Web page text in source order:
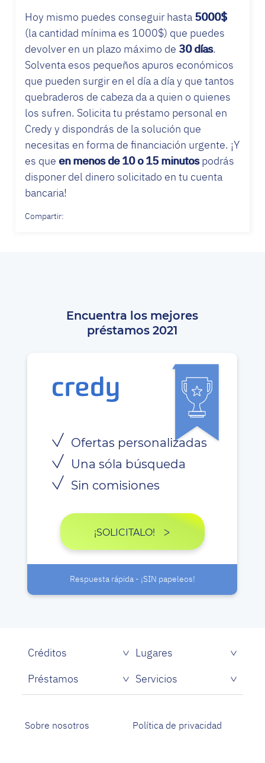
Hoy mismo puedes conseguir hasta 5000$
(la cantidad mínima es 1000$) que puedes
devolver en un plazo máximo de 30 días.
Solventa esos pequeños apuros económicos
que pueden surgir en el día a día y que tantos
quebraderos de cabeza da a quien o quienes
los sufren. Solicita tu préstamo personal en
Credy y dispondrás de la solución que
necesitas en forma de financiación urgente. ¡Y
es que en menos de 10 o 15 minutospodrás
disponer del dinero solicitado en tu cuenta
bancaria!
Compartir:
Encuentra los mejores
préstamos 2021
Ofertas personalizadas
Una sóla búsqueda
Sin comisiones
¡SOLICITALO!
Respuesta rápida - ¡SIN papeleos!
Créditos
Lugares
Préstamos
Servicios
Sobre nosotros Política de privacidad